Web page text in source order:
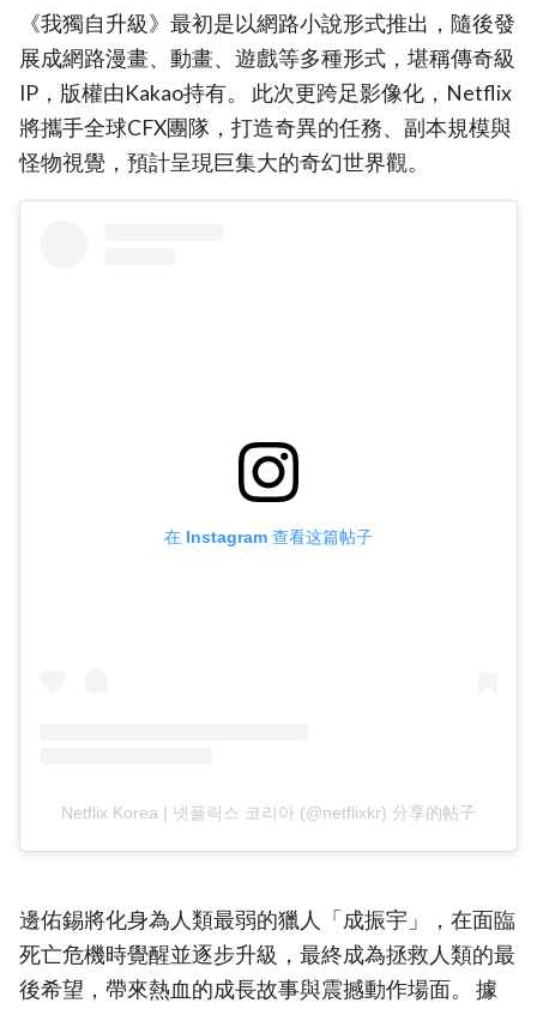
《我獨自升級》最初是以網路小說形式推出，隨後發
展成網路漫畫、動畫、遊戲等多種形式，堪稱傳奇級
IP，版權由Kakao持有。 此次更跨足影像化，Netflix
將攜手全球CFX團隊，打造奇異的任務、副本規模與
怪物視覺，預計呈現巨集大的奇幻世界觀。
在 Instagram 查看这篇帖子
Netflix Korea | 넷플릭스 코리아 (@netflixkr) 分享的帖子
邊佑錫將化身為人類最弱的獵人「成振宇」，在面臨
死亡危機時覺醒並逐步升級，最終成為拯救人類的最
後希望，帶來熱血的成長故事與震撼動作場面。 據